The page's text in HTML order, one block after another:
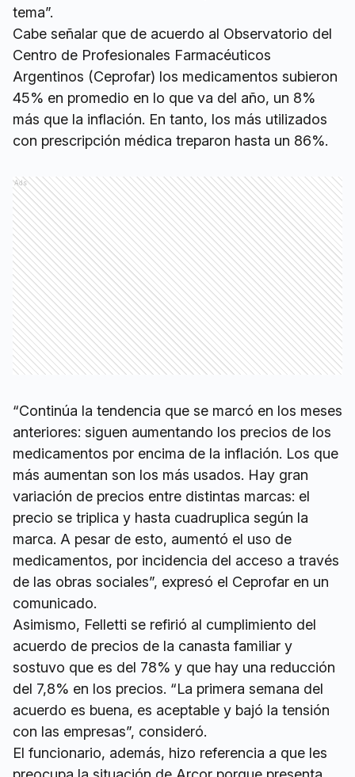
tema”.
Cabe señalar que de acuerdo al Observatorio del
Centro de Profesionales Farmacéuticos
Argentinos (Ceprofar) los medicamentos subieron
45% en promedio en lo que va del año, un 8%
más que la inflación. En tanto, los más utilizados
con prescripción médica treparon hasta un 86%.
Ads
“Continúa la tendencia que se marcó en los meses
anteriores: siguen aumentando los precios de los
medicamentos por encima de la inflación. Los que
más aumentan son los más usados. Hay gran
variación de precios entre distintas marcas: el
precio se triplica y hasta cuadruplica según la
marca. A pesar de esto, aumentó el uso de
medicamentos, por incidencia del acceso a través
de las obras sociales”, expresó el Ceprofar en un
comunicado.
Asimismo, Felletti se refirió al cumplimiento del
acuerdo de precios de la canasta familiar y
sostuvo que es del 78% y que hay una reducción
del 7,8% en los precios. “La primera semana del
acuerdo es buena, es aceptable y bajó la tensión
con las empresas”, consideró.
El funcionario, además, hizo referencia a que les